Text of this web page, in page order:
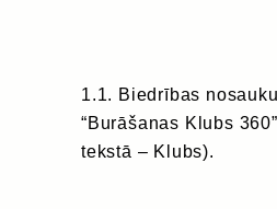
1.1. Biedrības
“Burāšanas Klubs
tekstā – Klubs).